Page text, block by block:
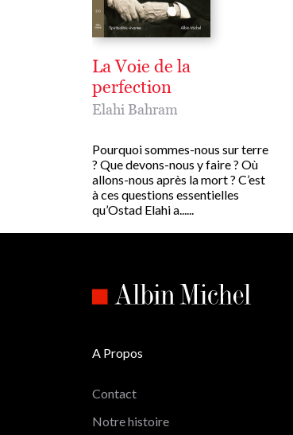
La Voie de la
perfection
Elahi Bahram
Pourquoi sommes-nous sur terre
? Que devons-nous y faire ? Où
allons-nous après la mort ? C’est
à ces questions essentielles
qu’Ostad Elahi a......
A Propos
Contact
Notre histoire